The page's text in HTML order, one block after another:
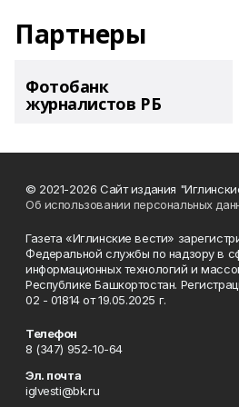
Партнеры
Фотобанк
журналистов РБ
© 2021-2026 Сайт издания
Об использовании персональных
Газета «Иглинские вести»
Федеральной службы по надзору в
информационных технологий и
Республике Башкортостан.
02 - 01814 от 19.05.2025 г.
Телефон
8 (347) 952-10-64
Эл. почта
iglvesti@bk.ru